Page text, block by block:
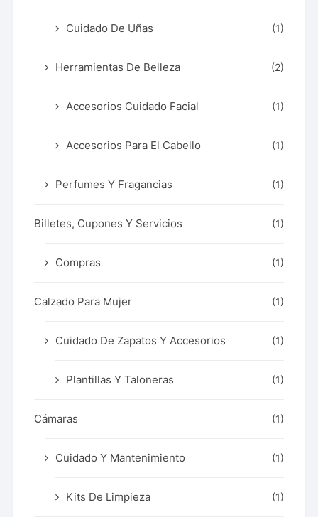
Cuidado De Uñas (1)
Herramientas De Belleza (2)
Accesorios Cuidado Facial (1)
Accesorios Para El Cabello (1)
Perfumes Y Fragancias (1)
Billetes, Cupones Y Servicios (1)
Compras (1)
Calzado Para Mujer (1)
Cuidado De Zapatos Y Accesorios (1)
Plantillas Y Taloneras (1)
Cámaras (1)
Cuidado Y Mantenimiento (1)
Kits De Limpieza (1)